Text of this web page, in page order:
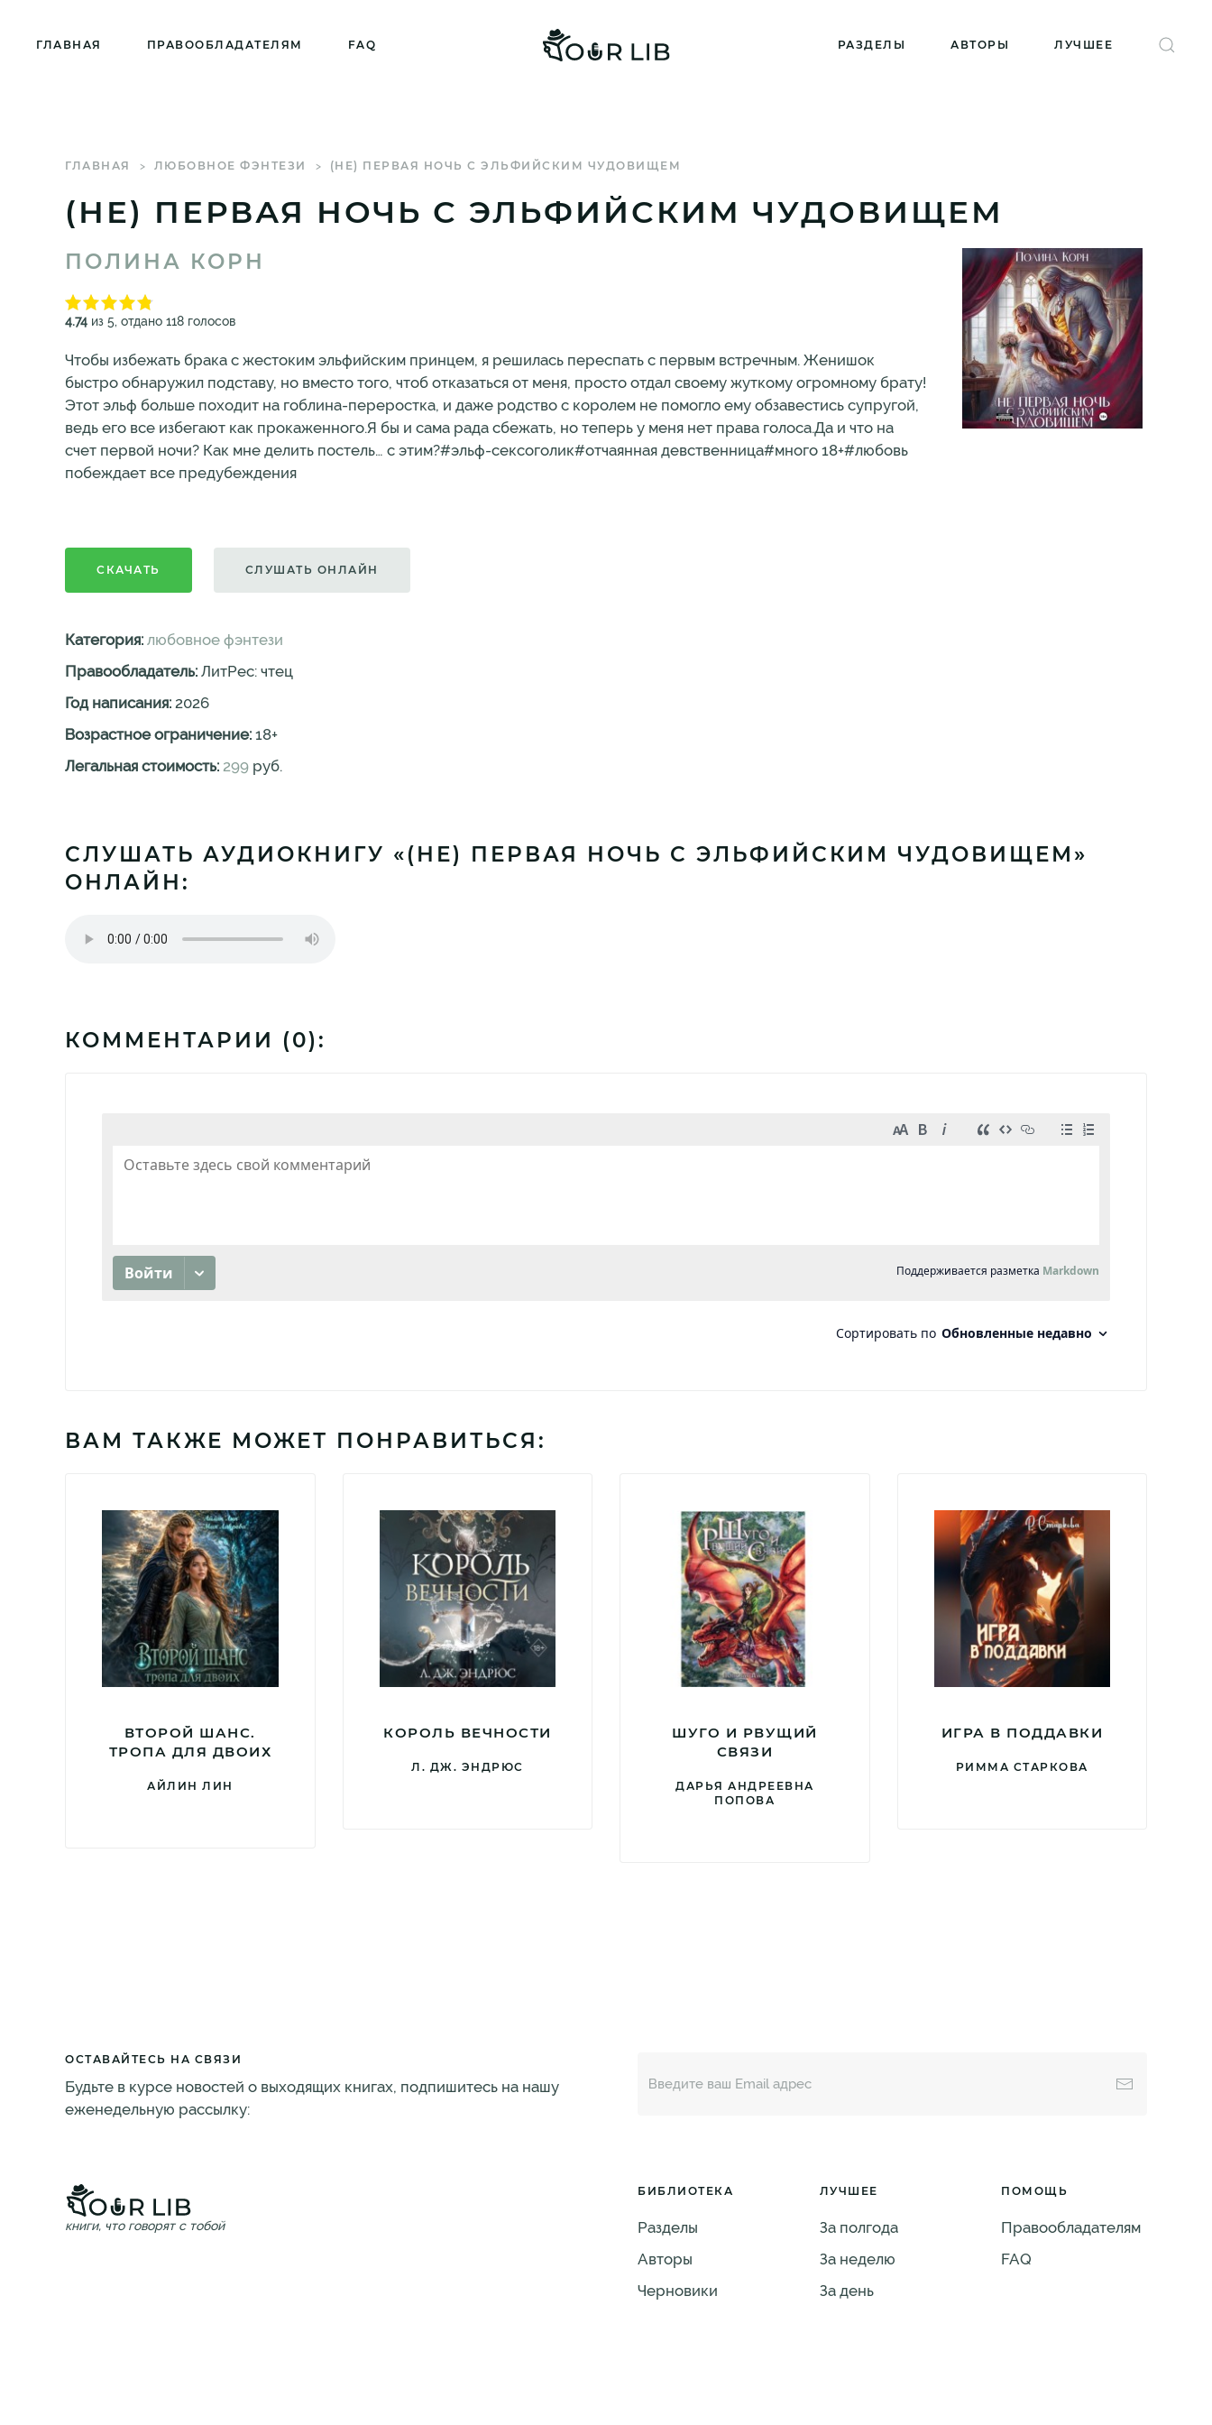
ГЛАВНАЯ ПРАВООБЛАДАТЕЛЯМ FAQ РАЗДЕЛЫ АВТОРЫ ЛУЧШЕЕ
ГЛАВНАЯ ЛЮБОВНОЕ ФЭНТЕЗИ (НЕ) ПЕРВАЯ НОЧЬ С ЭЛЬФИЙСКИМ ЧУДОВИЩЕМ
(НЕ) ПЕРВАЯ НОЧЬ С ЭЛЬФИЙСКИМ ЧУДОВИЩЕМ
ПОЛИНА КОРН
4.74 из 5, отдано 118 голосов
Чтобы избежать брака с жестоким эльфийским принцем, я решилась переспать с первым встречным. Женишок
быстро обнаружил подставу, но вместо того, чтоб отказаться от меня, просто отдал своему жуткому огромному брату!
Этот эльф больше походит на гоблина-переростка, и даже родство с королем не помогло ему обзавестись супругой,
ведь его все избегают как прокаженного.Я бы и сама рада сбежать, но теперь у меня нет права голоса.Да и что на
счет первой ночи? Как мне делить постель… с этим?#эльф-сексоголик#отчаянная девственница#много 18+#любовь
побеждает все предубеждения
СКАЧАТЬ СЛУШАТЬ ОНЛАЙН
Категория: любовное фэнтези
Правообладатель: ЛитРес: чтец
Год написания: 2026
Возрастное ограничение: 18+
Легальная стоимость: 299 руб.
СЛУШАТЬ АУДИОКНИГУ «(НЕ) ПЕРВАЯ НОЧЬ С ЭЛЬФИЙСКИМ ЧУДОВИЩЕМ»
ОНЛАЙН:
КОММЕНТАРИИ (0):
ВАМ ТАКЖЕ МОЖЕТ ПОНРАВИТЬСЯ:
ВТОРОЙ ШАНС.
ТРОПА ДЛЯ ДВОИХ
АЙЛИН ЛИН
КОРОЛЬ ВЕЧНОСТИ
Л. ДЖ. ЭНДРЮС
ШУГО И РВУЩИЙ
СВЯЗИ
ДАРЬЯ АНДРЕЕВНА
ПОПОВА
ИГРА В ПОДДАВКИ
РИММА СТАРКОВА
ОСТАВАЙТЕСЬ НА СВЯЗИ
Будьте в курсе новостей о выходящих книгах, подпишитесь на нашу
еженедельную рассылку:
книги, что говорят с тобой
БИБЛИОТЕКА
Разделы
Авторы
Черновики
ЛУЧШЕЕ
За полгода
За неделю
За день
ПОМОЩЬ
Правообладателям
FAQ